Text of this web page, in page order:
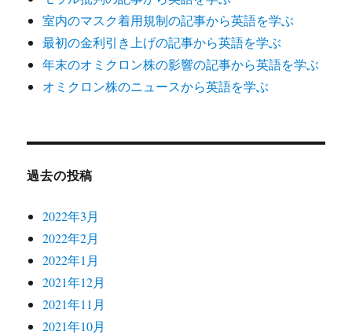
室内のマスク着用規制の記事から英語を学ぶ
最初の金利引き上げの記事から英語を学ぶ
年末のオミクロン株の影響の記事から英語を学ぶ
オミクロン株のニュースから英語を学ぶ
過去の投稿
2022年3月
2022年2月
2022年1月
2021年12月
2021年11月
2021年10月